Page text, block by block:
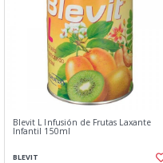
Blevit L Infusión de Frutas Laxante
Infantil 150ml
BLEVIT